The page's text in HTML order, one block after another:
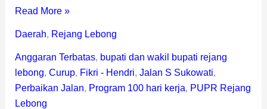
Read More »
Daerah, Rejang Lebong
Anggaran Terbatas, bupati dan wakil bupati rejang
lebong, Curup, Fikri - Hendri, Jalan S Sukowati,
Perbaikan Jalan, Program 100 hari kerja, PUPR Rejang
Lebong